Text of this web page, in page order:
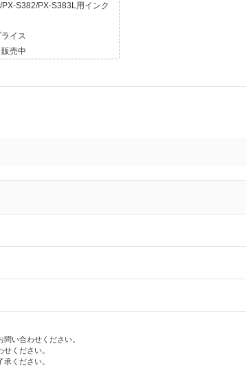
PX-S382/PX-S383L用インク
イス
販売中
い合わせください。
ください。
ください。